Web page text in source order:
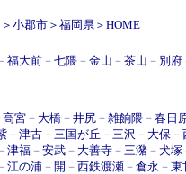
＞ 小郡市＞ 福岡県＞ HOME
福大前－ 七隈－ 金山 － 茶山 － 別府
高宮－ 大橋－ 井尻－ 雑餉隈－ 春日
－ 津古－ 三国が丘 － 三沢 － 大保－
津福－ 安武－ 大善寺－ 三潴－ 犬塚
江の浦－ 開 － 西鉄渡瀬－ 倉永 － 東